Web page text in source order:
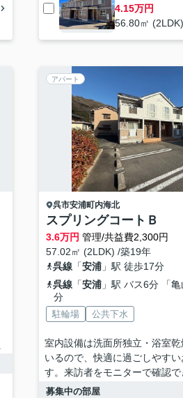
4.15万円
56.80㎡ (2LDK)
アパート
呉市安浦町内海北
スプリングコートＢ
3.6万円 管理/共益費2,300円
57.02㎡ (2LDK) /築19年
呉線「安浦」駅 徒歩17分
呉線「安浦」駅 バス6分 「
分
駐輪場 公共下水
室内設備は洗面所独立・浴室
いるので、快適に過ごしやすい
す。来訪者をモニターで確認で
募集中の部屋